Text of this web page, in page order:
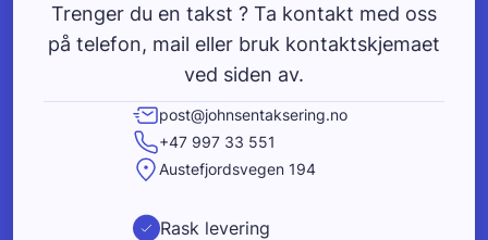
Trenger du en takst ? Ta kontakt med oss
på telefon, mail eller bruk kontaktskjemaet
ved siden av.
post@johnsentaksering.no
+47 997 33 551
Austefjordsvegen 194
Rask levering